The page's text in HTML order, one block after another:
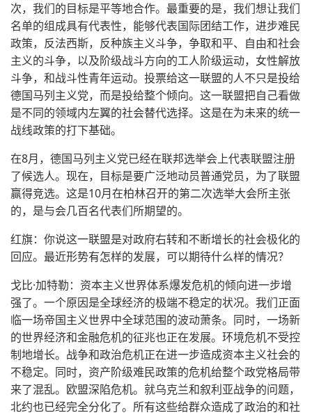
次，我们的目标是平等地合作。最重要的是，我们想让我们
名单的组成具有代表性，能够代表国际团结工作，进步难民
政策，反法西斯，反种族主义斗争，争取和平、自由和社会
主义的斗争，以及阶级战斗方向的工人阶级运动，女性解放
斗争，和战斗性青年运动。投票给这一联盟的人不只是投给
德国马列主义党，而是投给整个倾向。这一联盟把自己看做
是不同的领域内左翼的社会替代选择。这是在为未来的统一
战线政策的打下基础。
在8月，德国马列主义党已经在联邦选举会上代表联盟注册
了候选人。现在，目标是要广泛地动员普通党员，为了联盟
赢得竞选。这是10月在柏林召开的第二次选举大会所主张
的，是与会几百名代表们所期望的。
红旗：你说这一联盟是对政府右转和不断增长的社会极化的
回应。最近形势有怎样的发展，可以期待什么样的情况？
戈比·加特勒：资本主义世界体系爆发危机的倾向进一步增
强了。一个原因是全球经济的极端不稳定的状况。我们正面
临一场帝国主义世界中全球范围的波动萧条。同时，一场新
的世界经济和金融危机的征兆也正在发展。环境危机不受控
制地增长。战争和政治危机正在进一步造成资本主义社会的
不稳定。同时，资产阶级难民政策的危机给整个政党格局带
来了混乱。欧盟深陷危机。就乌克兰和叙利亚战争的问题，
北约也已经完全分化了。所有这些给群众造成了政治的和社